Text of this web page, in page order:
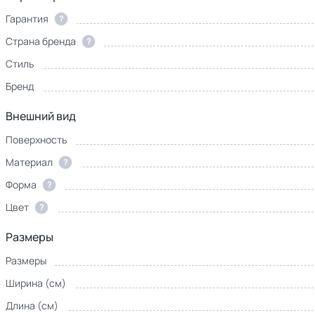
Гарантия ?
Страна бренда
?
Стиль
Бренд
Внешний вид
Поверхность
Материал
?
Форма
?
Цвет
?
Размеры
Размеры
Ширина (см)
Длина (см)